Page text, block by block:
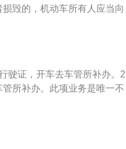
毁的，机动车所有人应当向
补办所需的材料有：（一）
证原件；2、单位营业执照副
。机动车登记证书补办流
及各服务站申请办理；2、车
辆；3、车管所工作人员对
信息；4、接着车主到业务
凭证到收费窗口交费；7、车
驶证，开车去车管所补办。2
所补办。此项业务是唯一不